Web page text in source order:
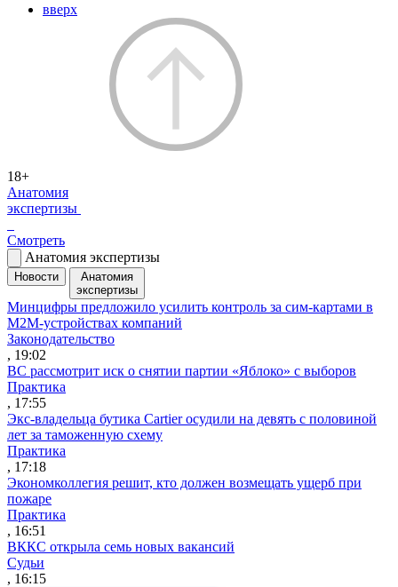
вверх
18+
Анатомия
экспертизы
Смотреть
Анатомия экспертизы
Новости
Анатомия
экспертизы
Минцифры предложило усилить контроль за сим-картами в
M2M-устройствах компаний
Законодательство
, 19:02
ВС рассмотрит иск о снятии партии «Яблоко» с выборов
Практика
, 17:55
Экс-владельца бутика Cartier осудили на девять с половиной
лет за таможенную схему
Практика
, 17:18
Экономколлегия решит, кто должен возмещать ущерб при
пожаре
Практика
, 16:51
ВККС открыла семь новых вакансий
Судьи
, 16:15